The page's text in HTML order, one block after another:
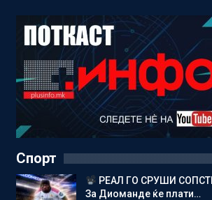
Спорт
РЕАЛ ГО СРУШИ
За Диоманде ќе плати…